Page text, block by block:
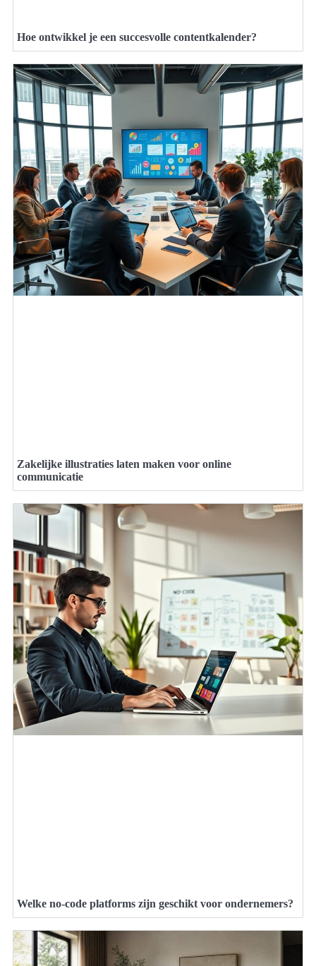
Hoe ontwikkel je een succesvolle contentkalender?
Zakelijke illustraties laten maken voor online
communicatie
Welke no-code platforms zijn geschikt voor ondernemers?